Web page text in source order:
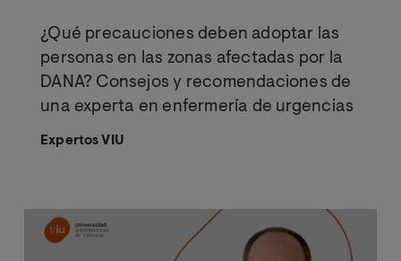
¿Qué precauciones deben adoptar las
personas en las zonas afectadas por la
DANA? Consejos y recomendaciones de
una experta en enfermería de urgencias
Expertos VIU